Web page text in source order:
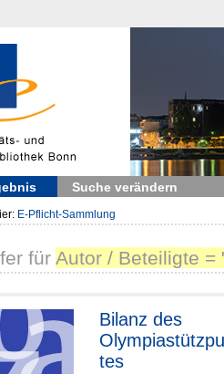
Suche verändern
E-Pflicht-Sammlung
für Autor / Beteiligte =
Bilanz des
tes